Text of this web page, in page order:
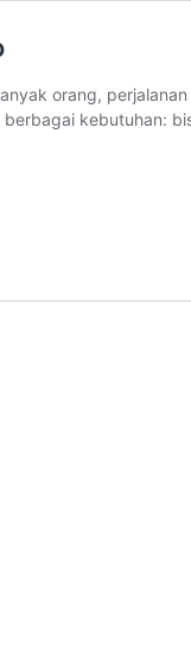
orang,
berbagai kebutuhan: